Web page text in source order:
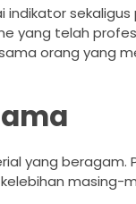
indikator
yang telah
orang yang
yang beragam.